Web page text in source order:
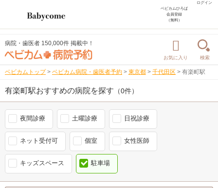
ログイン
ベビカムひろば
会員登録
（無料）
病院・歯医者 150,000件 掲載中！
お気に入り 検索
ベビカムトップ > ベビカム病院・歯医者予約 > 東京都 > 千代田区 > 有楽町駅
有楽町駅おすすめの病院を探す （0件）
夜間診療 土曜診療 日祝診療
ネット受付可 個室 女性医師
キッズスペース 駐車場